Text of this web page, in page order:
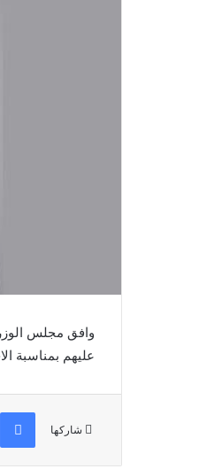
وافق مجلس
عليهم بمناسبة
شاركها